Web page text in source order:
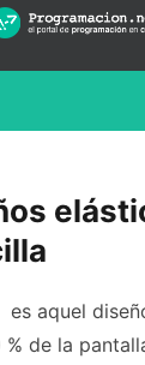
aquel
de la